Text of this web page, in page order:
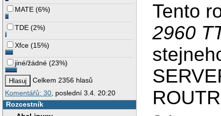
MATE (6%)
TDE (2%)
Xfce (15%)
jiné/žádné (23%)
Celkem 2356 hlasů
Komentářů: 30 , poslední 3.4. 20:20
Rozcestník
Tento
2960